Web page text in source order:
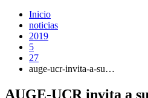
Inicio
noticias
2019
5
27
auge-ucr-invita-a-su…
AUGE-UCR invita a